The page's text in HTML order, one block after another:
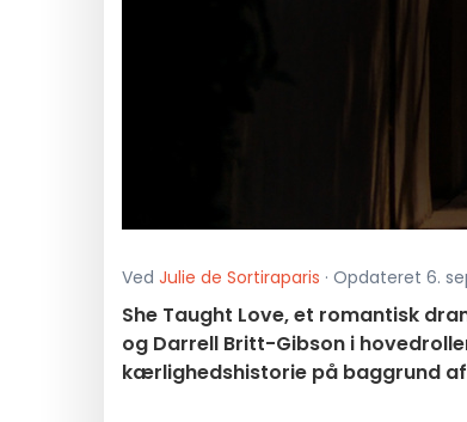
Ved Julie de Sortiraparis · Opdateret 6.
She Taught Love, et romantisk
og Darrell Britt-Gibson i
kærlighedshistorie på baggrund